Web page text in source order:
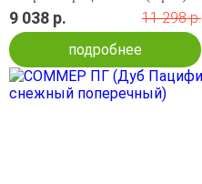
9 038 р.
11 298 р.
подробнее